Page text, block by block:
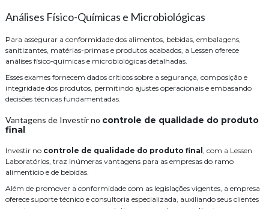
Análises Físico-Químicas e Microbiológicas
Para assegurar a conformidade dos alimentos, bebidas, embalagens,
sanitizantes, matérias-primas e produtos acabados, a Lessen oferece
análises físico-químicas e microbiológicas detalhadas.
Esses exames fornecem dados críticos sobre a segurança, composição e
integridade dos produtos, permitindo ajustes operacionais e embasando
decisões técnicas fundamentadas.
Vantagens de Investir no controle de qualidade do produto
final
Investir no controle de qualidade do produto final , com a Lessen
Laboratórios, traz inúmeras vantagens para as empresas do ramo
alimentício e de bebidas.
Além de promover a conformidade com as legislações vigentes, a empresa
oferece suporte técnico e consultoria especializada, auxiliando seus clientes